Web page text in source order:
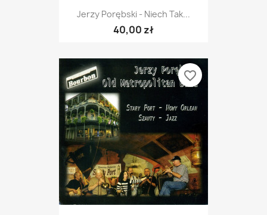
Jerzy Porębski - Niech Tak...
40,00 zł
favorite_border